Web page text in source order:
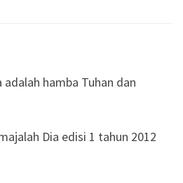
adalah hamba Tuhan dan
Dia edisi 1 tahun 2012